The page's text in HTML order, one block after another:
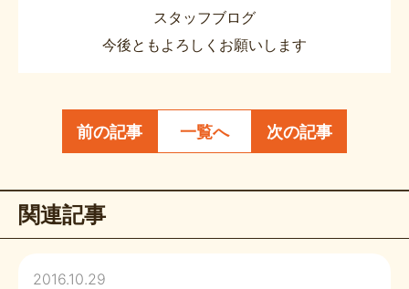
スタッフブログ
今後ともよろしくお願いします
前の記事 一覧へ 次の記事
関連記事
2016.10.29